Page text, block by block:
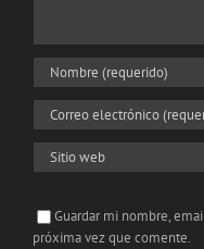
Guardar mi nombre,
próxima vez que comente.